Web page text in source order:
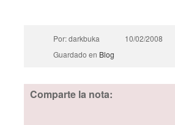
Por: darkbuka
10/02/2008
Guardado en Blog
Comparte la nota: